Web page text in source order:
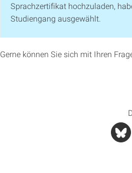
Sprachzertifikat hochzuladen,
Studiengang ausgewählt.
Gerne können Sie sich mit Ihren